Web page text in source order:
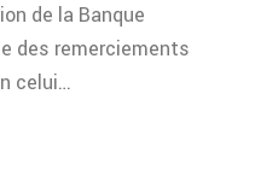
de la Banque
des remerciements
celui…